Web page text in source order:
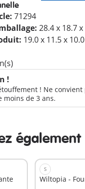
71294
28.4 x 18.7
19.0 x 11.5 x
!
! Ne convient
moins de 3 ans.
S
Wiltopia -